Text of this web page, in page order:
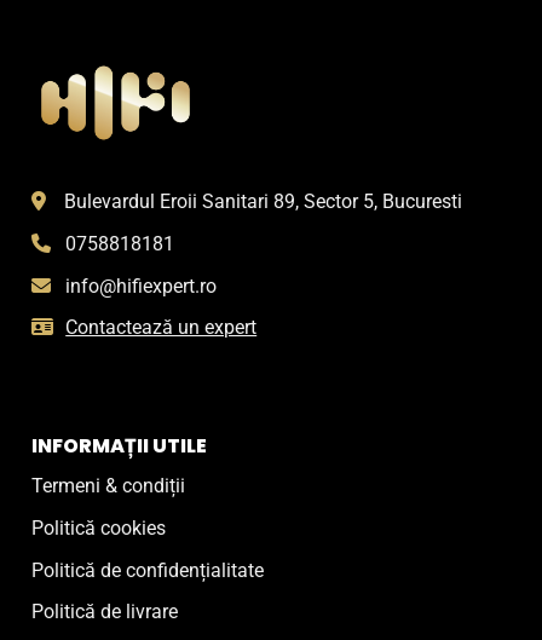
Bulevardul Eroii Sanitari 89, Sector 5, Bucuresti
0758818181
info@hifiexpert.ro
Contactează un expert
INFORMAȚII UTILE
Termeni & condiții
Politică cookies
Politică de confidențialitate
Politică de livrare